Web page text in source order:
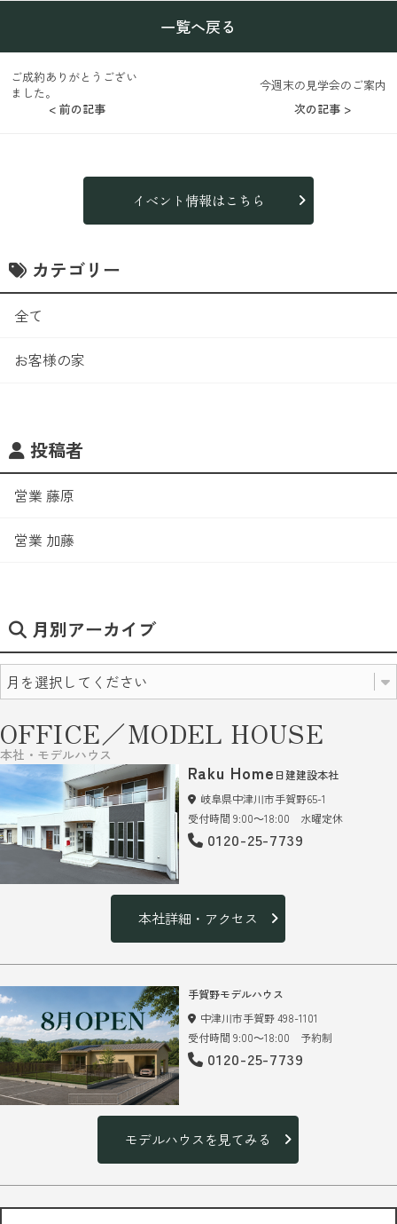
< 前の記事
ご成約ありがとうござい
ました。
一覧へ戻る
今週末の見学会のご案内
次の記事 >
イベント情報はこちら
カテゴリー
全て
お客様の家
投稿者
営業 藤原
営業 加藤
月別アーカイブ
OFFICE／MODEL HOUSE
本社・モデルハウス
Raku Home 日建建設本社
岐阜県中津川市手賀野65-1
受付時間 9:00～18:00 水曜定休
0120-25-7739
本社詳細・アクセス
手賀野モデルハウス
中津川市手賀野 498-1101
受付時間 9:00～18:00 予約制
0120-25-7739
モデルハウスを見てみる